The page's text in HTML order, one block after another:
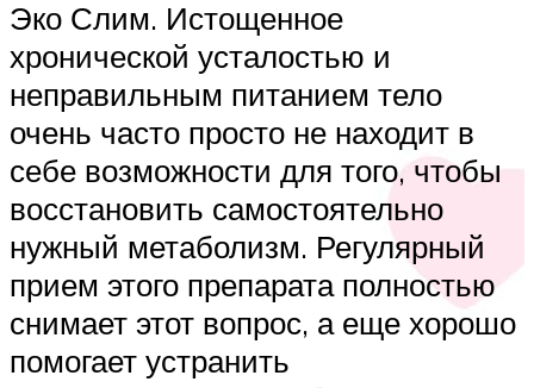
Эко Слим. Истощенное
хронической усталостью и
неправильным питанием тело
очень часто просто не находит в
себе возможности для того, чтобы
восстановить самостоятельно
нужный метаболизм. Регулярный
прием этого препарата полностью
снимает этот вопрос, а еще хорошо
помогает устранить